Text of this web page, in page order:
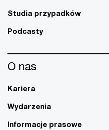
Studia przypadków
Podcasty
O nas
Kariera
Wydarzenia
Informacje prasowe